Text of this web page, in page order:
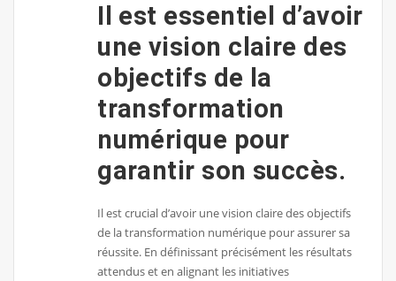
Il est essentiel d’avoir
une vision claire des
objectifs de la
transformation
numérique pour
garantir son succès.
Il est crucial d’avoir une vision claire des objectifs
de la transformation numérique pour assurer sa
réussite. En définissant précisément les résultats
attendus et en alignant les initiatives